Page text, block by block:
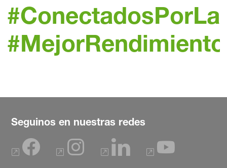
#MejorRendimiento
Seguinos en nuestras redes